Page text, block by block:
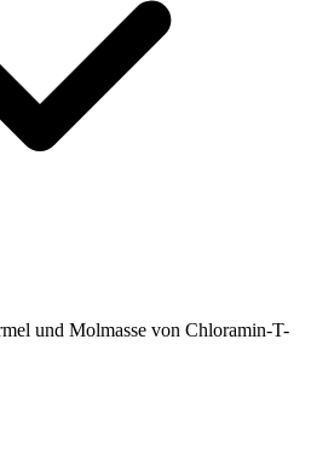
und Molmasse von Chloramin-T-